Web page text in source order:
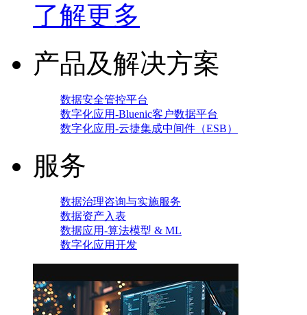
了解更多
产品及解决方案
数据安全管控平台
数字化应用-Bluenic客户数据平台
数字化应用-云捷集成中间件（ESB）
服务
数据治理咨询与实施服务
数据资产入表
数据应用-算法模型 & ML
数字化应用开发